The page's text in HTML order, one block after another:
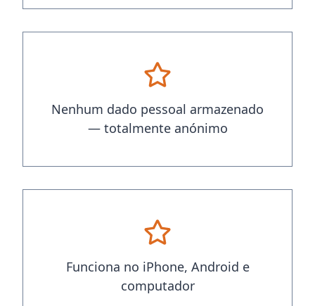
Nenhum dado pessoal armazenado
— totalmente anónimo
Funciona no iPhone, Android e
computador